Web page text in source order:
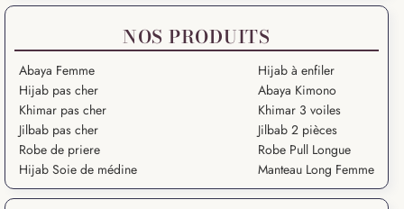
NOS PRODUITS
Abaya Femme
Hijab pas cher
Khimar pas cher
Jilbab pas cher
Robe de priere
Hijab Soie de médine
Hijab à enfiler
Abaya Kimono
Khimar 3 voiles
Jilbab 2 pièces
Robe Pull Longue
Manteau Long Femme